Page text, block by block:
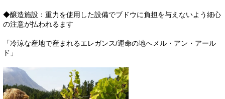
◆醸造施設：重力を使用した設備でブドウに負担を与えないよう細心
の注意が払われるます
「冷涼な産地で産まれるエレガンス/運命の地へメル・アン・アール
ド」